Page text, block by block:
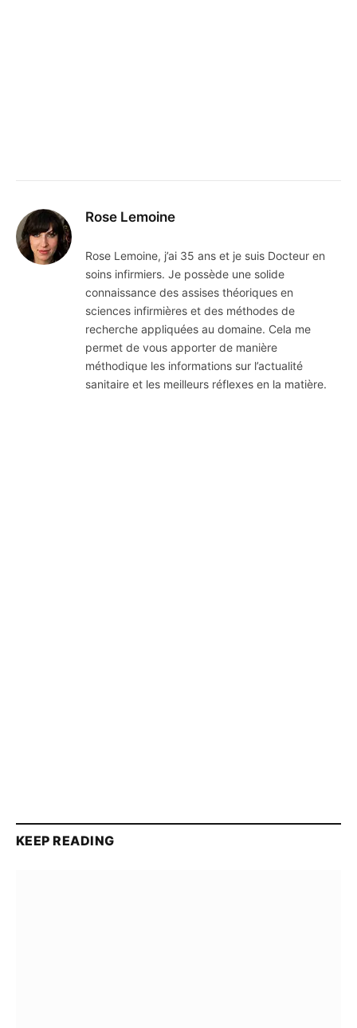
Rose Lemoine
Rose Lemoine, j’ai 35 ans et je suis Docteur en
soins infirmiers. Je possède une solide
connaissance des assises théoriques en
sciences infirmières et des méthodes de
recherche appliquées au domaine. Cela me
permet de vous apporter de manière
méthodique les informations sur l’actualité
sanitaire et les meilleurs réflexes en la matière.
KEEP READING